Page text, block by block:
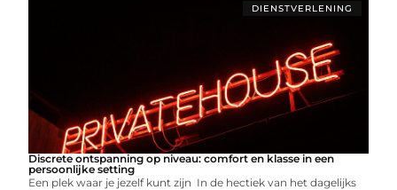
DIENSTVERLENING
Discrete ontspanning op niveau: comfort en klasse in een
persoonlijke setting
Een plek waar je jezelf kunt zijn In de hectiek van het dagelijks